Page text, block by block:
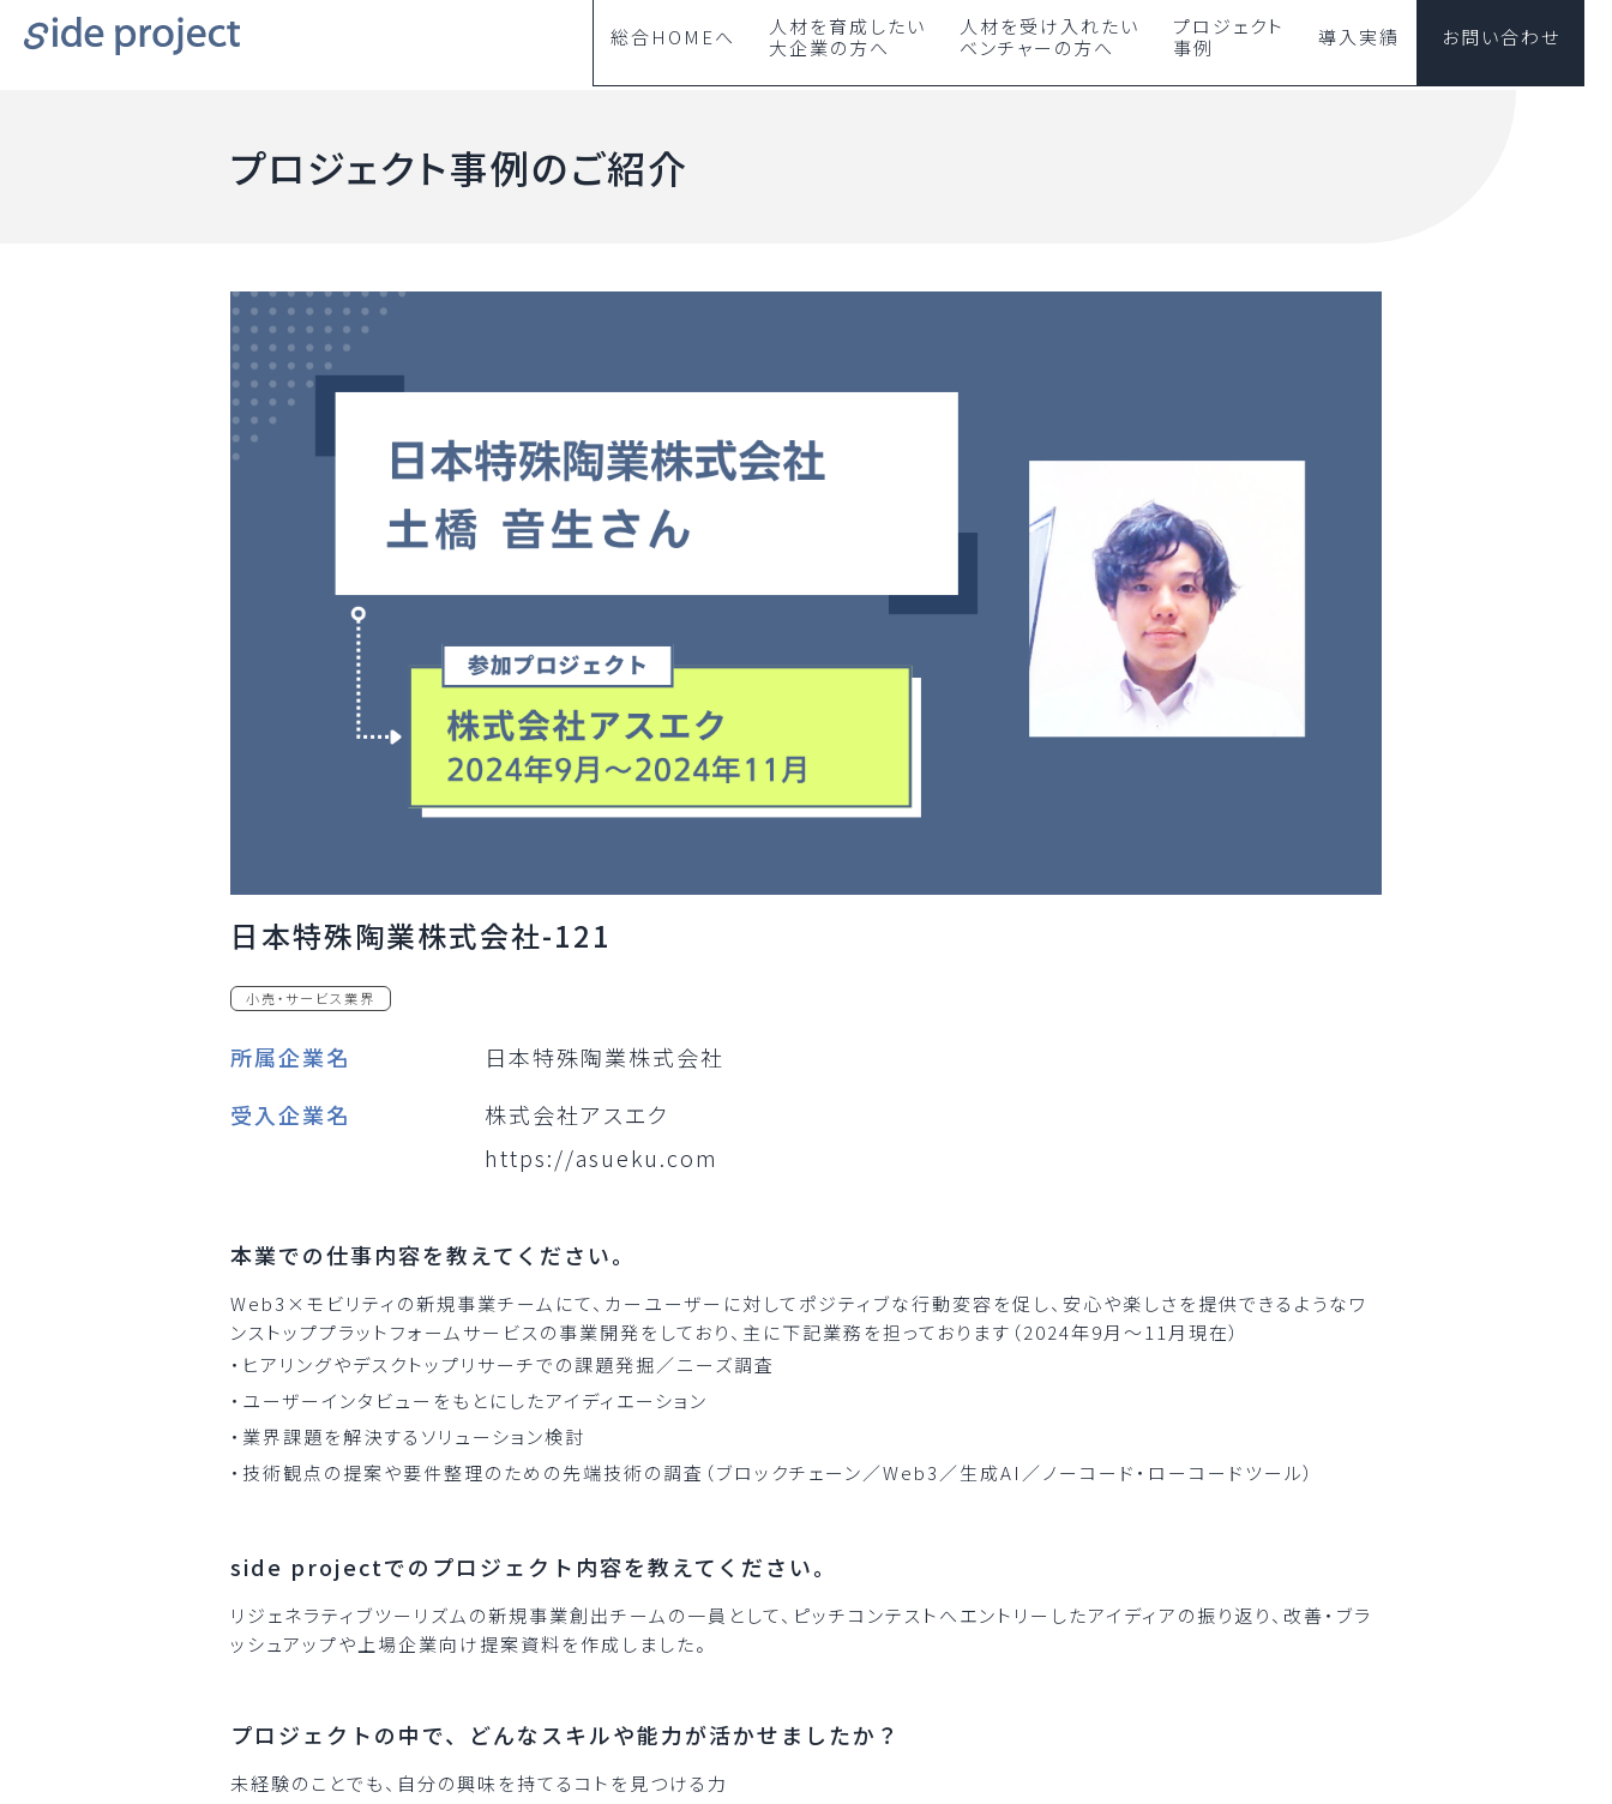
総合HOMEへ
人材を育成したい
大企業の方へ
人材を受け入れたい
ベンチャーの方へ
プロジェクト
事例
導入実績 お問い合わせ
プロジェクト事例のご紹介
日本特殊陶業株式会社-121
小売・サービス業界
所属企業名
日本特殊陶業株式会社
受入企業名
株式会社アスエク
https://asueku.com
本業での仕事内容を教えてください。
Web3×モビリティの新規事業チームにて、カーユーザーに対してポジティブな行動変容を促し、安心や楽しさを提供できるようなワ
ンストッププラットフォームサービスの事業開発をしており、主に下記業務を担っております（2024年9月～11月現在）
・ヒアリングやデスクトップリサーチでの課題発掘／ニーズ調査
・ユーザーインタビューをもとにしたアイディエーション
・業界課題を解決するソリューション検討
・技術観点の提案や要件整理のための先端技術の調査（ブロックチェーン／Web3／生成AI／ノーコード・ローコードツール）
side projectでのプロジェクト内容を教えてください。
リジェネラティブツーリズムの新規事業創出チームの一員として、ピッチコンテストへエントリーしたアイディアの振り返り、改善・ブラ
ッシュアップや上場企業向け提案資料を作成しました。
プロジェクトの中で、どんなスキルや能力が活かせましたか？
未経験のことでも、自分の興味を持てるコトを見つける力